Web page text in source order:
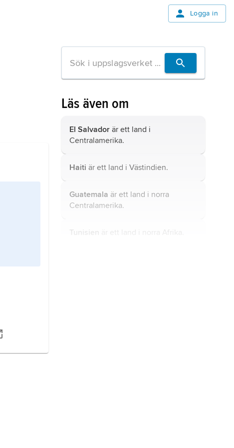
Logga in
Läs även om
El Salvador är ett land i
Centralamerika.
Haiti är ett land i Västindien.
Guatemala är ett land i norra
Centralamerika.
Tunisien är ett land i norra Afrika.